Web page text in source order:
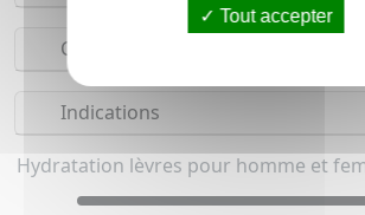
Composition
Indications
Hydratation lèvres pour homme et
Tout accepter